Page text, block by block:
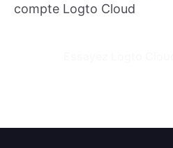
compte Logto Cloud